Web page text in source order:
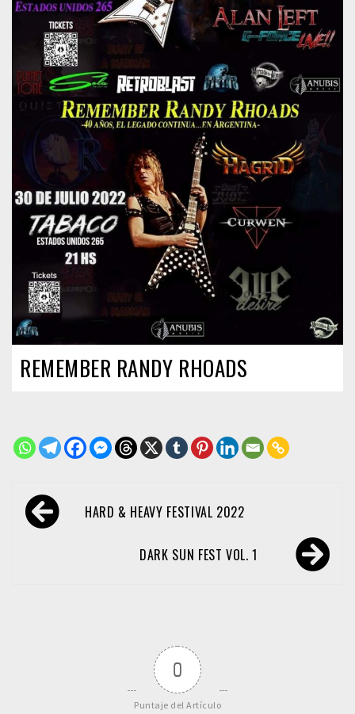
REMEMBER RANDY RHOADS
Navegación
de HARD & HEAVY FESTIVAL 2022
DARK SUN FEST VOL. 1
0
Puntaje del Artículo